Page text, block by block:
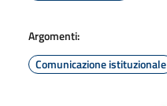
Argomenti:
Comunicazione istituzionale